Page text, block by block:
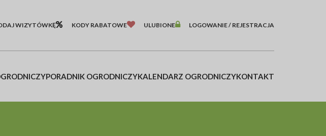
WIZYTÓWKĘ KODY RABATOWE ULUBIONE LOGOWANIE / REJESTRACJA
PORADNIK OGRODNICZYKALENDARZ OGRODNICZYKONTAKT